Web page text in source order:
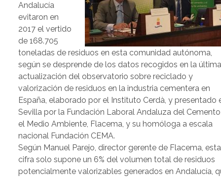
Andalucía
evitaron en
2017 el vertido
de 168.705
toneladas de residuos en esta comunidad autónoma,
según se desprende de los datos recogidos en la
actualización del observatorio sobre reciclado y
valorización de residuos en la industria cementera en
España, elaborado por el Instituto Cerdà, y presentado
Sevilla por la Fundación Laboral Andaluza del
el Medio Ambiente, Flacema, y su homóloga a escala
nacional Fundación CEMA.
Según Manuel Parejo, director gerente de Flacema, esta
cifra solo supone un 6% del volumen total de residuos
potencialmente valorizables generados en Andalucía,